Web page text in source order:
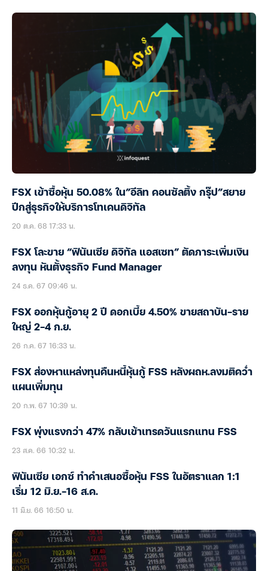
FSX เข้าซื้อหุ้น 50.08% ใน”อีลิท คอนซัลติ้ง กรุ๊ป”สยาย
ปีกสู่ธุรกิจให้บริการโทเคนดิจิทัล
20 ต.ค. 68 17:33 น.
FSX โละขาย “ฟินันเซีย ดิจิทัล แอสเซท” ตัดภาระเพิ่มเงิน
ลงทุน หันตั้งธุรกิจ Fund Manager
24 ธ.ค. 67 09:46 น.
FSX ออกหุ้นกู้อายุ 2 ปี ดอกเบี้ย 4.50% ขายสถาบัน-ราย
ใหญ่ 2-4 ก.ย.
26 ก.ค. 67 16:33 น.
FSX ส่องหาแหล่งทุนคืนหนี้หุ้นกู้ FSS หลังผถห.ลงมติคว่ำ
แผนเพิ่มทุน
20 ก.พ. 67 10:39 น.
FSX พุ่งแรงกว่า 47% กลับเข้าเทรดวันแรกแทน FSS
23 ส.ค. 66 10:32 น.
ฟินันเซีย เอกซ์ ทำคำเสนอซื้อหุ้น FSS ในอัตราแลก 1:1
เริ่ม 12 มิ.ย.-16 ส.ค.
11 มิ.ย. 66 16:50 น.